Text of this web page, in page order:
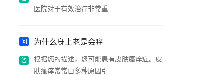
医院对于有效治疗非常重...
为什么身上老是会痒
根据您的描述，您可能患有皮肤瘙痒症。皮
肤瘙痒常常由多种原因引...